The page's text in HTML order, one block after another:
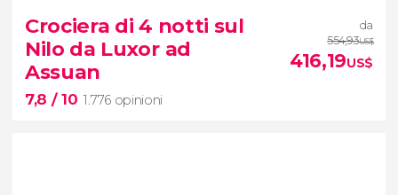
Crociera di 4 notti sul
Nilo da Luxor ad
Assuan
7,8 / 10 1.776 opinioni
da
554,93US$
416,19US$